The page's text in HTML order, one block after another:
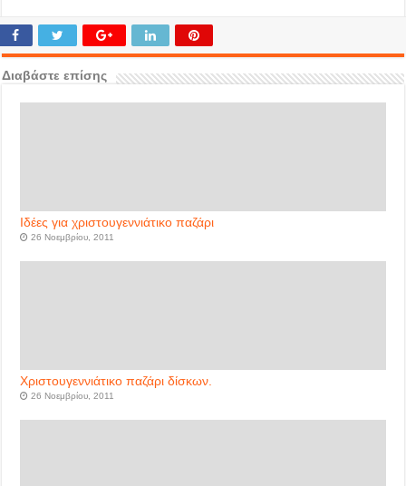
Διαβάστε επίσης
Ιδέες για χριστουγεννιάτικο παζάρι
26 Νοεμβρίου, 2011
Χριστουγεννιάτικο παζάρι δίσκων.
26 Νοεμβρίου, 2011